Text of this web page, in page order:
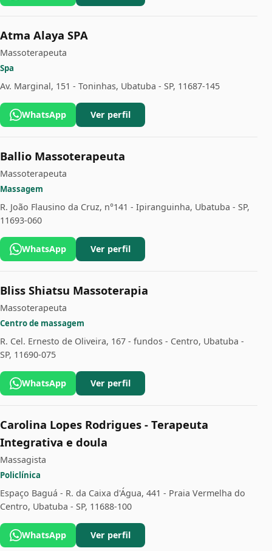
Atma Alaya SPA
Massoterapeuta
Spa
Av. Marginal, 151 - Toninhas, Ubatuba - SP, 11687-145
WhatsApp Ver perfil
Ballio Massoterapeuta
Massoterapeuta
Massagem
R. João Flausino da Cruz, n°141 - Ipiranguinha, Ubatuba - SP,
11693-060
WhatsApp Ver perfil
Bliss Shiatsu Massoterapia
Massoterapeuta
Centro de massagem
R. Cel. Ernesto de Oliveira, 167 - fundos - Centro, Ubatuba -
SP, 11690-075
WhatsApp Ver perfil
Carolina Lopes Rodrigues - Terapeuta
Integrativa e doula
Massagista
Policlínica
Espaço Baguá - R. da Caixa d'Água, 441 - Praia Vermelha do
Centro, Ubatuba - SP, 11688-100
WhatsApp Ver perfil